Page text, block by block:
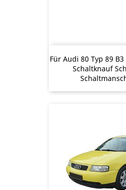
Für Audi 80 Typ 89 B3
Schaltknauf